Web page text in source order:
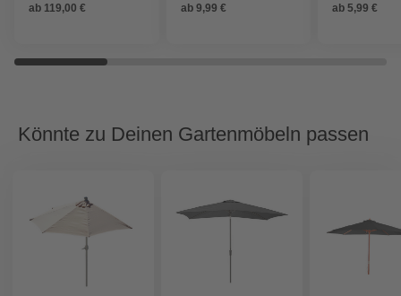
ab 119,00 € ab 9,99 € ab5,99 €
Könnte zu Deinen Gartenmöbeln passen